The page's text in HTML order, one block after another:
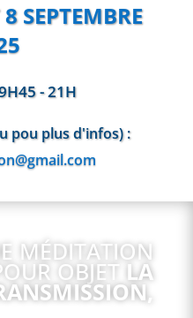
SEPTEMBRE
- 21H
pou plus d'infos) :
MÉDITATION
OBJET LA